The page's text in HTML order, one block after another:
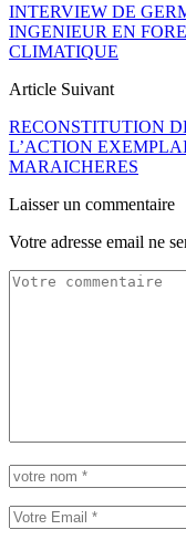
INTERVIEW DE
INGENIEUR EN
CLIMATIQUE
Article Suivant
RECONSTITUTION
L’ACTION
MARAICHERES
Laisser un commentaire
Votre adresse email ne